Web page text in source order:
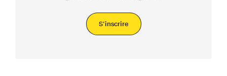
S’inscrire